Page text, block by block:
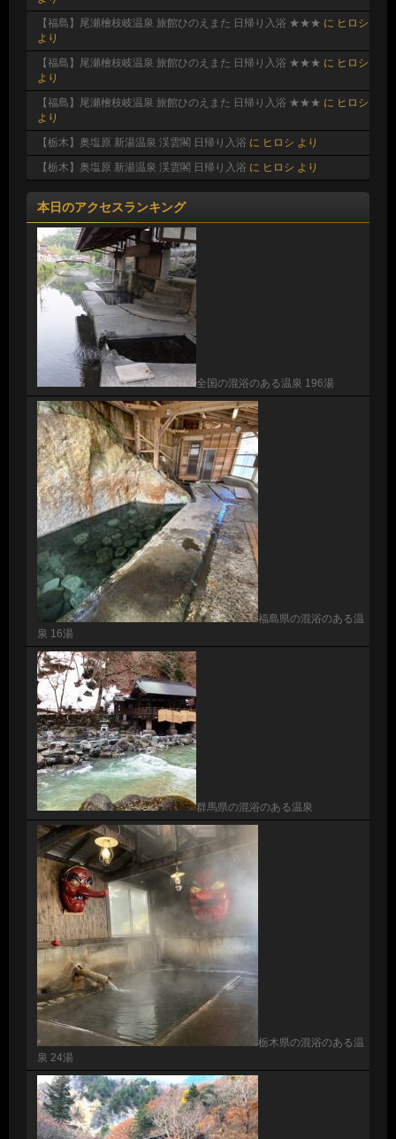
【福島】尾瀬檜枝岐温泉 旅館ひのえまた 日帰り入浴 ★★★ に ヒロシ
より
【福島】尾瀬檜枝岐温泉 旅館ひのえまた 日帰り入浴 ★★★ に ヒロシ
より
【福島】尾瀬檜枝岐温泉 旅館ひのえまた 日帰り入浴 ★★★ に ヒロシ
より
【栃木】奥塩原 新湯温泉 渓雲閣 日帰り入浴 に ヒロシ より
【栃木】奥塩原 新湯温泉 渓雲閣 日帰り入浴 に ヒロシ より
本日のアクセスランキング
全国の混浴のある温泉 196湯
福島県の混浴のある温
泉 16湯
群馬県の混浴のある温泉
栃木県の混浴のある温
泉 24湯